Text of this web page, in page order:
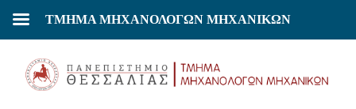
ΤΜΗΜΑ ΜΗΧΑΝΟΛΟΓΩΝ ΜΗΧΑΝΙΚΩΝ